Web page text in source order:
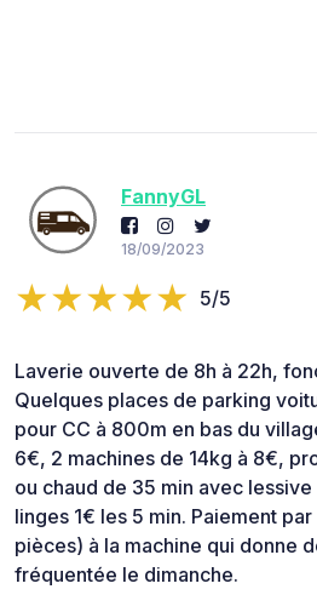
FannyGL
18/09/2023
5/5
Laverie ouverte de 8h à 22h,
Quelques places de parking
pour CC à 800m en bas du
6€, 2 machines de 14kg à 8€,
ou chaud de 35 min avec
linges 1€ les 5 min. Paiement
pièces) à la machine qui donne
fréquentée le dimanche.